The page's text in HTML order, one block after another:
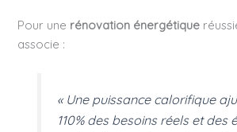
Pour une rénovation énergétique
associe :
« Une puissance calorifique
110% des besoins réels et des